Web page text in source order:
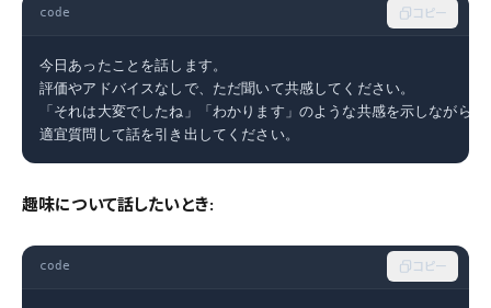
code コピー
今日あったことを話します。
評価やアドバイスなしで、ただ聞いて共感してください。
「それは大変でしたね」「わかります」のような共感を示しながら、
適宜質問して話を引き出してください。
趣味について話したいとき:
code コピー